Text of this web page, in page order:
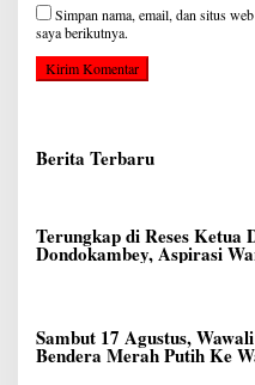
Simpan nama, email, dan situs
saya berikutnya.
Berita Terbaru
Terungkap di Reses
Dondokambey, Aspirasi
Banjer Dipindahkan ke
Sambut 17 Agustus,
Bendera Merah Putih Ke